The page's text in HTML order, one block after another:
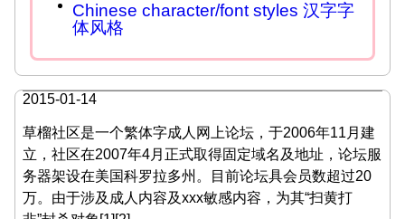
Chinese character/font styles 汉字字
体风格
2015-01-14
草榴社区是一个繁体字成人网上论坛，于2006年11月建
立，社区在2007年4月正式取得固定域名及地址，论坛服
务器架设在美国科罗拉多州。目前论坛具会员数超过20
万。由于涉及成人内容及xxx敏感内容，为其“扫黄打